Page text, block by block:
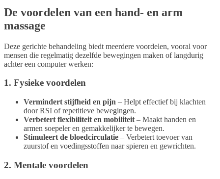
De voordelen van een hand- en arm
massage
Deze gerichte behandeling biedt meerdere voordelen, vooral voor
mensen die regelmatig dezelfde bewegingen maken of langdurig
achter een computer werken:
1. Fysieke voordelen
Vermindert stijfheid en pijn – Helpt effectief bij klachten
door RSI of repetitieve bewegingen.
Verbetert flexibiliteit en mobiliteit – Maakt handen en
armen soepeler en gemakkelijker te bewegen.
Stimuleert de bloedcirculatie – Verbetert toevoer van
zuurstof en voedingsstoffen naar spieren en gewrichten.
2. Mentale voordelen